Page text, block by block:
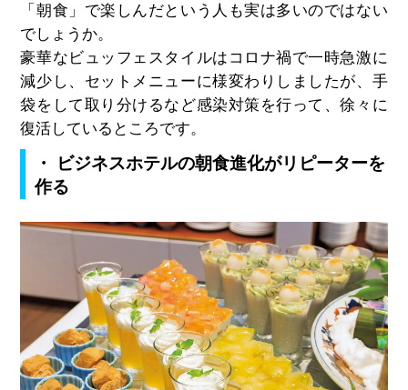
「朝食」で楽しんだという人も実は多いのではない
でしょうか。
豪華なビュッフェスタイルはコロナ禍で一時急激に
減少し、セットメニューに様変わりしましたが、手
袋をして取り分けるなど感染対策を行って、徐々に
復活しているところです。
・ ビジネスホテルの朝食進化がリピーターを
作る